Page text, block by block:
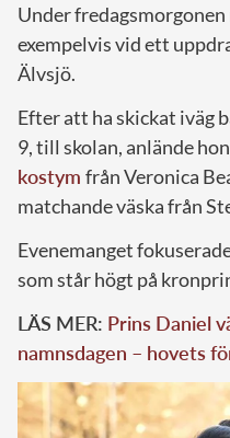
Under
exempelvis vid ett
Älvsjö.
Efter att ha skickat iväg
9, till skolan, anlände
kostym från Veronica
matchande väska från
Evenemanget
som står högt på
LÄS MER: Prins Daniel
namnsdagen – hovets